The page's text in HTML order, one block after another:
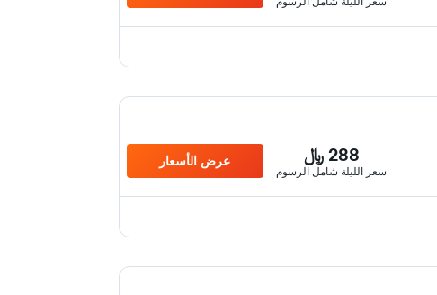
288 ﷼
سعر الليلة شامل الرسوم
عرض الأسعار